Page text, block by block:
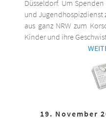
Düsseldorf. Um
und Jugendhospizdienst
aus ganz NRW zum
Kinder und ihre
19. November